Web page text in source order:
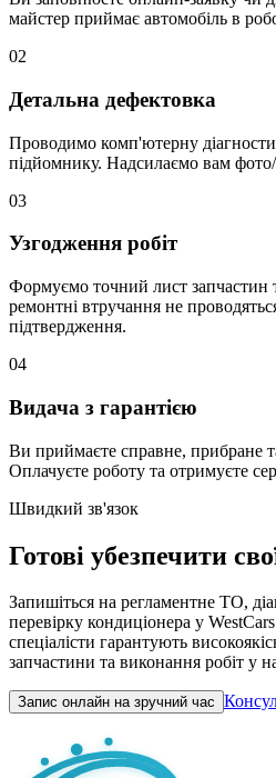
майстер приймає автомобіль в
02
Детальна дефектовка
Проводимо комп'ютерну
підйомнику. Надсилаємо вам фото/
03
Узгодження робіт
Формуємо точний лист запчастин
ремонтні втручання не
підтвердження.
04
Видача з гарантією
Ви приймаєте справне, прибране
Оплачуєте роботу та отримуєте
Швидкий зв'язок
Готові убезпечити
Запишіться на регламентне ТО,
перевірку кондиціонера у
спеціалісти гарантують
запчастини та виконання робіт у
Запис онлайн на зручний час